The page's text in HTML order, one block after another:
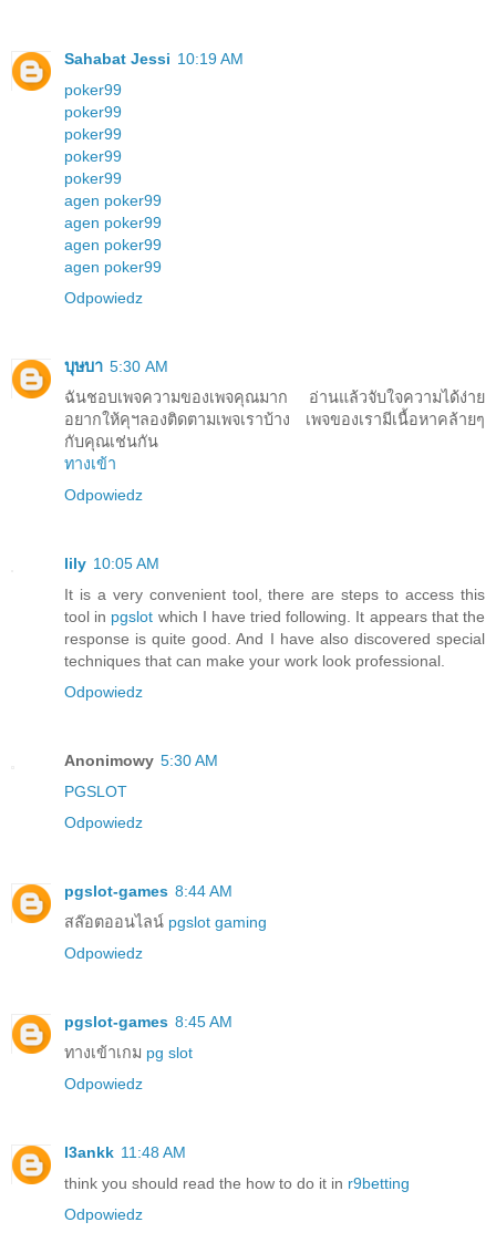
Sahabat Jessi 10:19 AM
poker99
poker99
poker99
poker99
poker99
agen poker99
agen poker99
agen poker99
agen poker99
Odpowiedz
บุษบา 5:30 AM
ฉันชอบเพจความของเพจคุณมาก อ่านแล้วจับใจความได้ง่าย
อยากให้คุฯลองติดตามเพจเราบ้าง เพจของเรามีเนื้อหาคล้ายๆ
กับคุณเช่นกัน
ทางเข้า
Odpowiedz
lily 10:05 AM
It is a very convenient tool, there are steps to access this
tool in pgslot which I have tried following. It appears that the
response is quite good. And I have also discovered special
techniques that can make your work look professional.
Odpowiedz
Anonimowy 5:30 AM
PGSLOT
Odpowiedz
pgslot-games 8:44 AM
สล๊อตออนไลน์ pgslot gaming
Odpowiedz
pgslot-games 8:45 AM
ทางเข้าเกม pg slot
Odpowiedz
l3ankk 11:48 AM
think you should read the how to do it in r9betting
Odpowiedz